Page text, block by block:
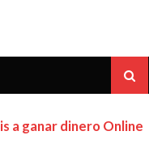
a ganar dinero Online